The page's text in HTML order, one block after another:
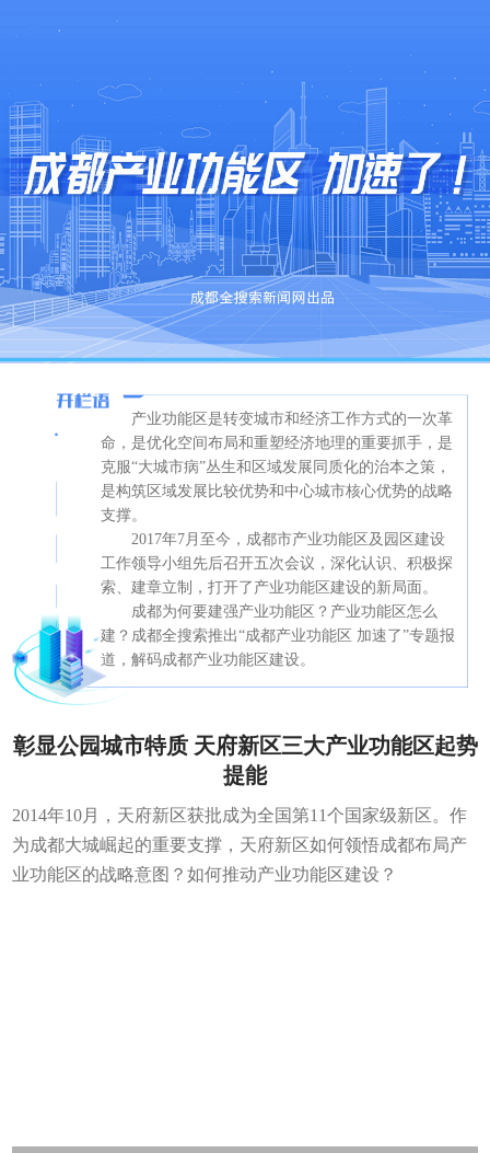
产业功能区是转变城市和经济工作方式的一次革
命，是优化空间布局和重塑经济地理的重要抓手，是
克服“大城市病”丛生和区域发展同质化的治本之策，
是构筑区域发展比较优势和中心城市核心优势的战略
支撑。
2017年7月至今，成都市产业功能区及园区建设
工作领导小组先后召开五次会议，深化认识、积极探
索、建章立制，打开了产业功能区建设的新局面。
成都为何要建强产业功能区？产业功能区怎么
建？成都全搜索推出“成都产业功能区 加速了”专题报
道，解码成都产业功能区建设。
彰显公园城市特质 天府新区三大产业功能区起势
提能
2014年10月，天府新区获批成为全国第11个国家级新区。作
为成都大城崛起的重要支撑，天府新区如何领悟成都布局产
业功能区的战略意图？如何推动产业功能区建设？